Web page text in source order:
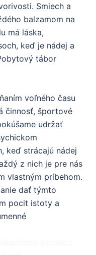
Smiech a
balzamom na
má láska,
keď je nádej a
tábor
voľného času
činnosť, športové
udržať
keď strácajú nádej
z nich je pre nás
vlastným príbehom.
dať týmto
pocit istoty a